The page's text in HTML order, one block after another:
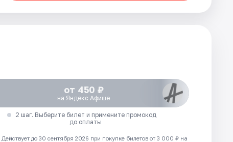
от 450 ₽
на Яндекс Афише
2 шаг. Выберите билет и примените промокод
до оплаты
Действует до 30 сентября 2026 при покупке билетов от 3 000 ₽ на